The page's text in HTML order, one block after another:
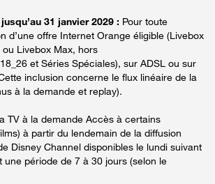
31 janvier 2029 : Pour toute
d’une offre Internet Orange éligible (Livebox
Livebox Max, hors
et Séries Spéciales), sur ADSL ou sur
inclusion concerne le flux linéaire de la
à la demande et replay).
TV à la demande Accès à certains
à partir du lendemain de la diffusion
Disney Channel disponibles le lundi suivant
une période de 7 à 30 jours (selon le